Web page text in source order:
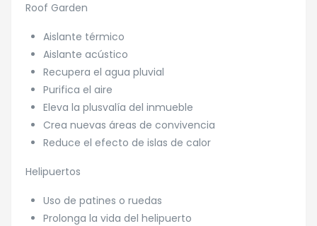
Roof Garden
Aislante térmico
Aislante acústico
Recupera el agua pluvial
Purifica el aire
Eleva la plusvalía del inmueble
Crea nuevas áreas de convivencia
Reduce el efecto de islas de calor
Helipuertos
Uso de patines o ruedas
Prolonga la vida del helipuerto